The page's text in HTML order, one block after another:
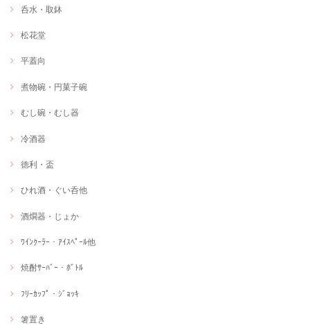
呑水・取鉢
松花堂
平蓋向
煮物碗・円菓子碗
むし碗・むし器
冷酒器
徳利・盃
ひれ酒・ぐい呑他
酒燗器・じょか
ﾜｲﾝｸｰﾗｰ・ｱｲｽﾍﾟｰﾙ他
焼酎ｻｰﾊﾞｰ・ﾎﾞﾄﾙ
ﾌﾘｰｶｯﾌﾟ・ｼﾞｮｯｷ
箸置き